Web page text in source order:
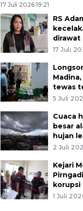
17 Juli 2026 19:21
RS
dirawat
17 Juli
tewas
5 Juli
Cuaca
besar
hujan
2 Juli
Kejari
korupsi
1 Juli